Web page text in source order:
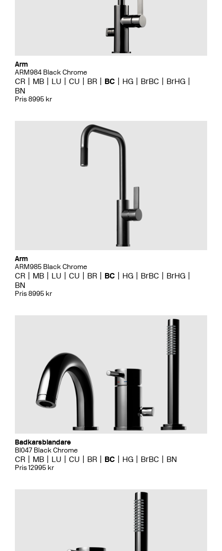
Arm
ARM984 Black Chrome
CR MB LU CU BR BC HG BrBC
BrHG
BN
Pris 8995 kr
Arm
ARM985 Black Chrome
CR MB LU CU BR BC HG BrBC
BrHG
BN
Pris 8995 kr
Badkarsblandare
BI047 Black Chrome
CR MB LU CU BR BC HG BrBC BN
Pris 12995 kr